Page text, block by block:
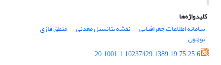
کلیدواژه‌ها
سامانه اطلاعات ‌جغرافیایی
نقشه پتانسیل معدنی منطق فازی
نوچون
20.1001.1.10237429.1389.19.75.25.6